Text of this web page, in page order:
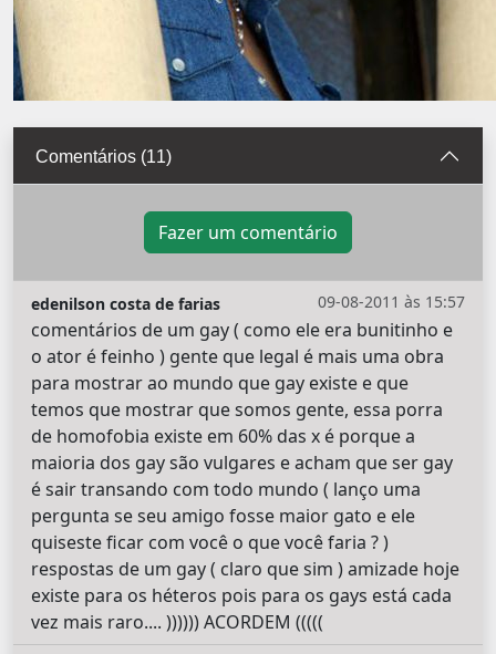
Comentários (11)
Fazer um comentário
09-08-2011 às 15:57
edenilson costa de farias
comentários de um gay ( como ele era bunitinho e
o ator é feinho ) gente que legal é mais uma obra
para mostrar ao mundo que gay existe e que
temos que mostrar que somos gente, essa porra
de homofobia existe em 60% das x é porque a
maioria dos gay são vulgares e acham que ser gay
é sair transando com todo mundo ( lanço uma
pergunta se seu amigo fosse maior gato e ele
quiseste ficar com você o que você faria ? )
respostas de um gay ( claro que sim ) amizade hoje
existe para os héteros pois para os gays está cada
vez mais raro.... )))))) ACORDEM (((((